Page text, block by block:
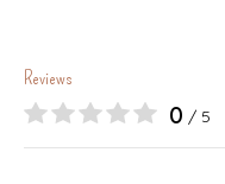
Reviews
0 / 5